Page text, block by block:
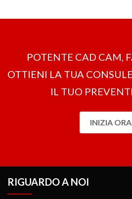
POTENTE CAD CAM,
OTTIENI LA ​​TUA
IL TUO
INIZIA ORA
RIGUARDO A NOI